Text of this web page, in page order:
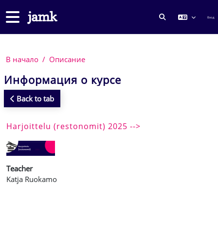
Боковая панель
ИЗМЕНИТЬ Вход
В начало Описание
Информация о курсе
Back to tab
Harjoittelu (restonomit) 2025 -->
Teacher
Katja Ruokamo